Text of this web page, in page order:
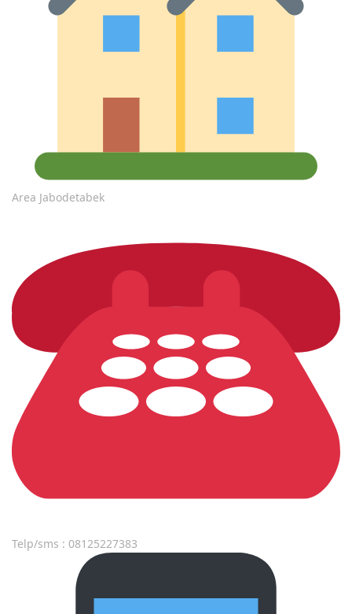
Area Jabodetabek
Telp/sms : 08125227383